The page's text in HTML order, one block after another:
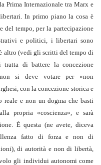
Prima Internazionale tra Marx e
In primo piano la cosa è
del tempo, per la partecipazione
e politici, i libertari sono
altro (vedi gli scritti del tempo di
tratta di battere la concezione
si deve votare per «non
con la concezione storica e
e non un dogma che basti
propria «coscienza», e sarà
È questa (ne avete, diceva
fatto di forza e non di
di autorità e non di libertà,
gli individui autonomi come